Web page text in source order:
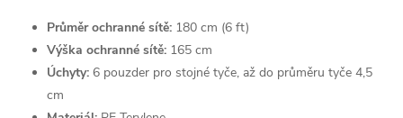
Průměr ochranné sítě: 180 cm (6 ft)
Výška ochranné sítě: 165 cm
Úchyty: 6 pouzder pro stojné tyče, až do průměru tyče 4,5
cm